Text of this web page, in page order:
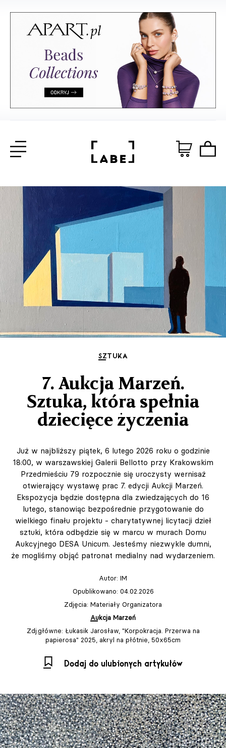
SZTUKA
7. Aukcja Marzeń.
Sztuka, która spełnia
dziecięce życzenia
Już w najbliższy piątek, 6 lutego 2026 roku o godzinie
18:00, w warszawskiej Galerii Bellotto przy Krakowskim
Przedmieściu 79 rozpocznie się uroczysty wernisaż
otwierający wystawę prac 7. edycji Aukcji Marzeń.
Ekspozycja będzie dostępna dla zwiedzających do 16
lutego, stanowiąc bezpośrednie przygotowanie do
wielkiego finału projektu - charytatywnej licytacji dzieł
sztuki, która odbędzie się w marcu w murach Domu
Aukcyjnego DESA Unicum. Jesteśmy niezwykle dumni,
że mogliśmy objąć patronat medialny nad wydarzeniem.
Autor: IM
Opublikowano: 04.02.2026
Zdjęcia: Materiały Organizatora
Aukcja Marzeń
Zdj.główne: Łukasik Jarosław, "Korpokracja. Przerwa na
papierosa" 2025, akryl na płótnie, 50x65cm
Dodaj do ulubionych artykułów